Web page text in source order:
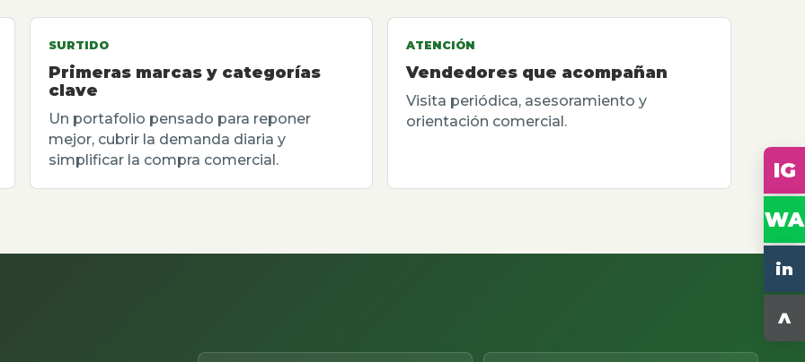
SURTIDO
Primeras marcas y categorías
clave
Un portafolio pensado para reponer
mejor, cubrir la demanda diaria y
simplificar la compra comercial.
ATENCIÓN
Vendedores que acompañan
Visita periódica, asesoramiento y
orientación comercial.
IG
WA
in
^